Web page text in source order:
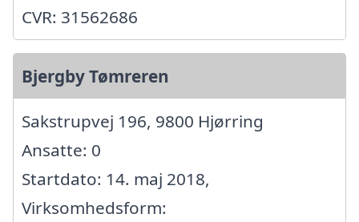
CVR: 31562686
Bjergby Tømreren
Sakstrupvej 196, 9800 Hjørring
Ansatte: 0
Startdato: 14. maj 2018,
Virksomhedsform: